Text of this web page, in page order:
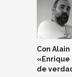
Con Alain
«Enrique
de